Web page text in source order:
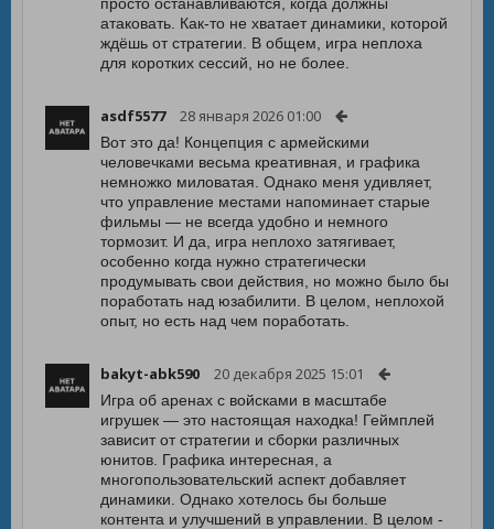
атаковать. Как-то не хватает динамики, которой
ждёшь от стратегии. В общем, игра неплоха
для коротких сессий, но не более.
asdf5577 28 января 2026 01:00
Вот это да! Концепция с армейскими
человечками весьма креативная, и графика
немножко миловатая. Однако меня удивляет,
что управление местами напоминает старые
фильмы — не всегда удобно и немного
тормозит. И да, игра неплохо затягивает,
особенно когда нужно стратегически
продумывать свои действия, но можно было бы
поработать над юзабилити. В целом, неплохой
опыт, но есть над чем поработать.
bakyt-abk590 20 декабря 2025 15:01
Игра об аренах с войсками в масштабе
игрушек — это настоящая находка! Геймплей
зависит от стратегии и сборки различных
юнитов. Графика интересная, а
многопользовательский аспект добавляет
динамики. Однако хотелось бы больше
контента и улучшений в управлении. В целом -